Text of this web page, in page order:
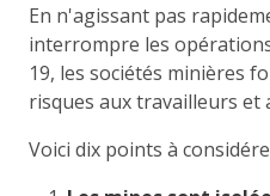
En n'agissant pas
interrompre les
19, les sociétés minières
risques aux travailleurs et
Voici dix points à